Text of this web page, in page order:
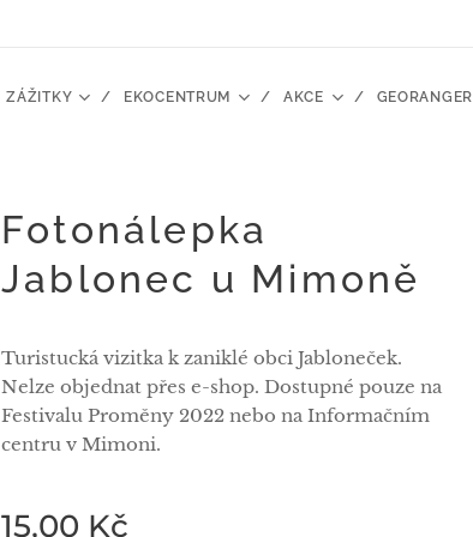
ZÁŽITKY EKOCENTRUM AKCE GEORANGER
Fotonálepka
Jablonec u Mimoně
Turistucká vizitka k zaniklé obci Jabloneček.
Nelze objednat přes e-shop. Dostupné pouze na
Festivalu Proměny 2022 nebo na Informačním
centru v Mimoni.
15,00 Kč